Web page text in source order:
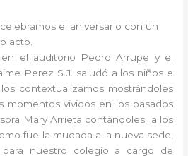
el aniversario con un
acto.
el auditorio Pedro Arrupe y el
Perez S.J. saludó a los niños e
contextualizamos mostrándoles
momentos vividos en los pasados
Mary Arrieta contándoles a los
fue la mudada a la nueva sede,
nuestro colegio a cargo de